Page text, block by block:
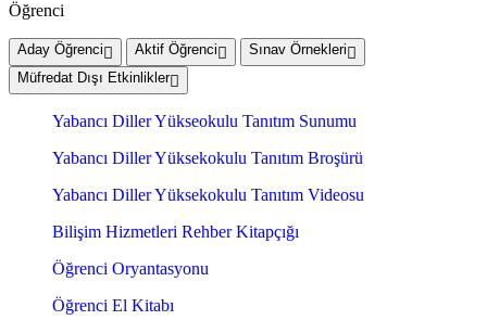
Öğrenci
Aday Öğrenci Aktif Öğrenci
Sınav Örnekleri
Müfredat Dışı Etkinlikler
Yabancı Diller Yükseokulu Tanıtım Sunumu
Yabancı Diller Yüksekokulu Tanıtım Broşürü
Yabancı Diller Yüksekokulu Tanıtım Videosu
Bilişim Hizmetleri Rehber Kitapçığı
Öğrenci Oryantasyonu
Öğrenci El Kitabı